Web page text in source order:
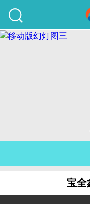

宝全